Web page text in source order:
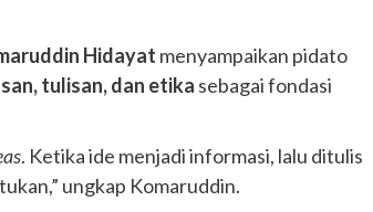
Hidayat menyampaikan pidato
tulisan, dan etika sebagai fondasi
. Ketika ide menjadi informasi, lalu ditulis
ungkap Komaruddin.